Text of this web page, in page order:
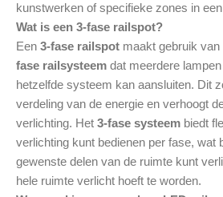
kunstwerken of specifieke zones in
Wat is een 3-fase railspot?
Een 3-fase railspot maakt gebruik
fase railsysteem dat meerdere
hetzelfde systeem kan aansluiten. Dit
verdeling van de energie en verhoogt
verlichting. Het 3-fase systeem biedt
verlichting kunt bedienen per fase, wat
gewenste delen van de ruimte kunt
hele ruimte verlicht hoeft te worden.